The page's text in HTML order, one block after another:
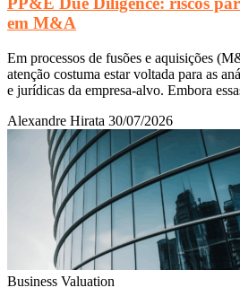
em M&A
Em processos de fusões e aquisições
atenção costuma estar voltada para as
e jurídicas da empresa-alvo. Embora
Alexandre Hirata 30/07/2026
Business Valuation